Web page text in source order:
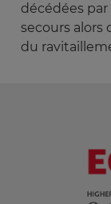
décédées par
secours alors
du